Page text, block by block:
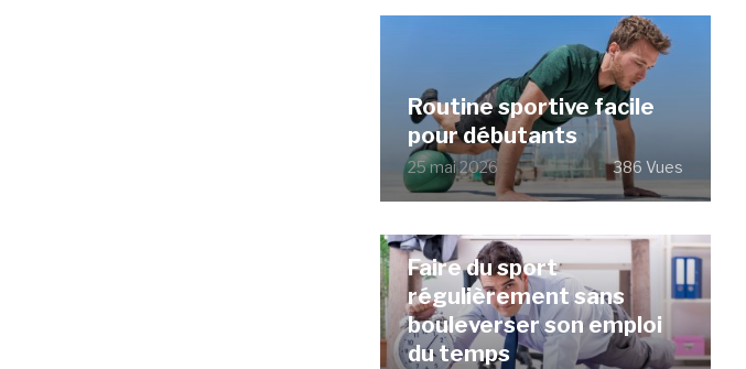
Routine sportive facile
pour débutants
25 mai 2026 386 Vues
Faire du sport
régulièrement sans
bouleverser son emploi
du temps